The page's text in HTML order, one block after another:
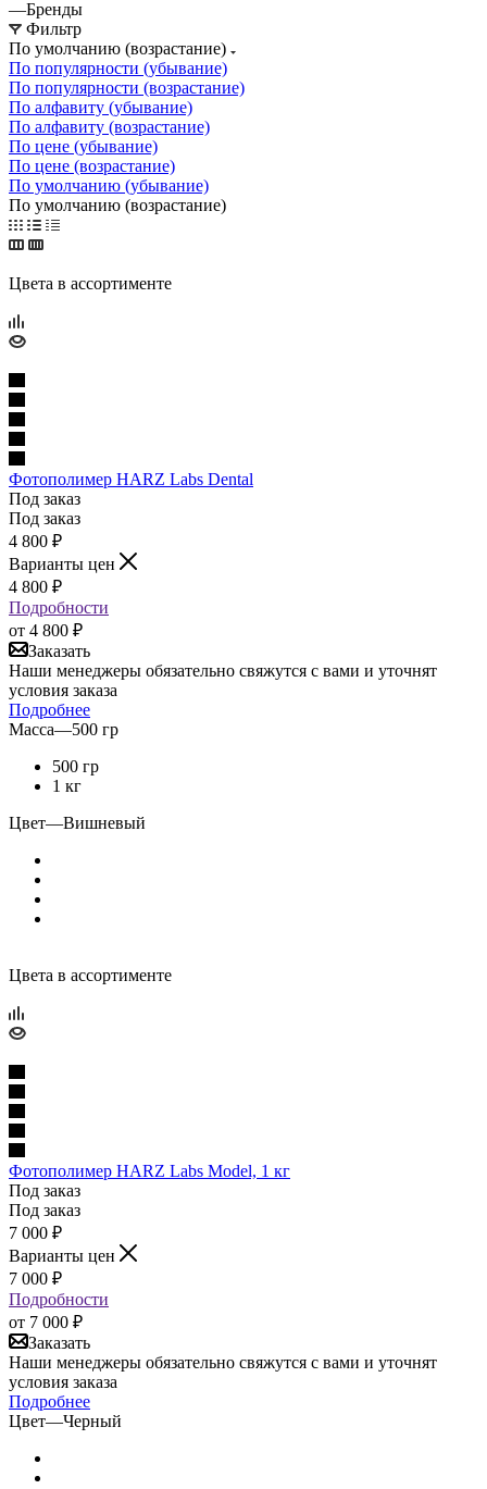
—Бренды
Фильтр
По умолчанию (возрастание)
По популярности (убывание)
По популярности (возрастание)
По алфавиту (убывание)
По алфавиту (возрастание)
По цене (убывание)
По цене (возрастание)
По умолчанию (убывание)
По умолчанию (возрастание)
Цвета в ассортименте
Фотополимер HARZ Labs Dental
Под заказ
Под заказ
4 800 ₽
Варианты цен
4 800 ₽
Подробности
от 4 800 ₽
Заказать
Наши менеджеры обязательно свяжутся с вами и уточнят
условия заказа
Подробнее
Масса—500 гр
500 гр
1 кг
Цвет—Вишневый
Цвета в ассортименте
Фотополимер HARZ Labs Model, 1 кг
Под заказ
Под заказ
7 000 ₽
Варианты цен
7 000 ₽
Подробности
от 7 000 ₽
Заказать
Наши менеджеры обязательно свяжутся с вами и уточнят
условия заказа
Подробнее
Цвет—Черный